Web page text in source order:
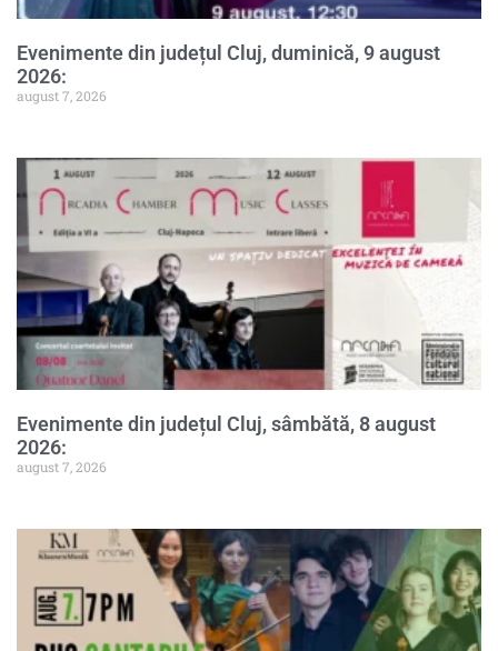
Evenimente din județul Cluj, duminică, 9 august
2026:
august 7, 2026
Evenimente din județul Cluj, sâmbătă, 8 august
2026:
august 7, 2026